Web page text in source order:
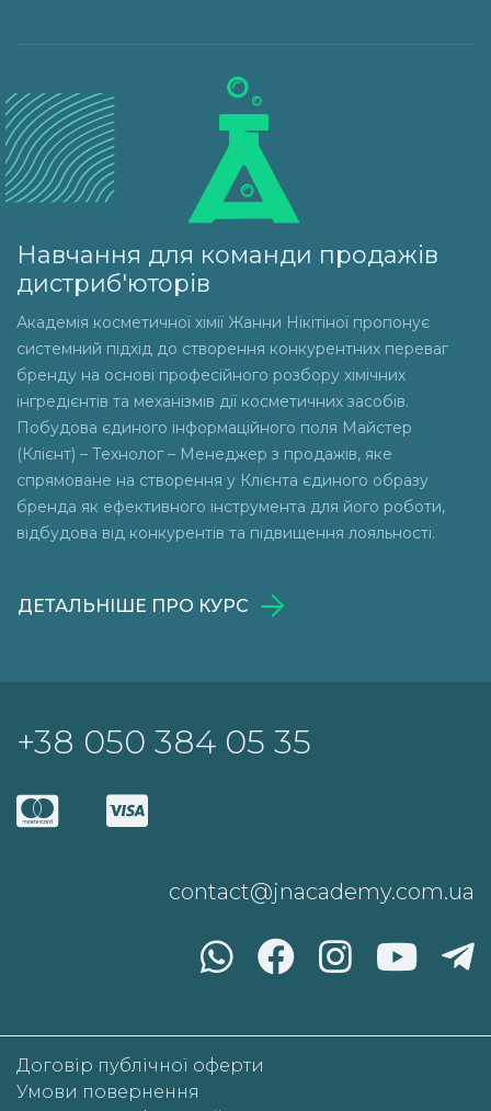
Навчання для команди продажів
дистриб'юторів
Академія косметичної хімії Жанни Нікітіної пропонує
системний підхід до створення конкурентних переваг
бренду на основі професійного розбору хімічних
інгредієнтів та механізмів дії косметичних засобів.
Побудова єдиного інформаційного поля Майстер
(Клієнт) – Технолог – Менеджер з продажів, яке
спрямоване на створення у Клієнта єдиного образу
бренда як ефективного інструмента для його роботи,
відбудова від конкурентів та підвищення лояльності.
ДЕТАЛЬНІШЕ ПРО КУРС
+38 050 384 05 35
contact@jnacademy.com.ua
Договір публічної оферти
Умови повернення